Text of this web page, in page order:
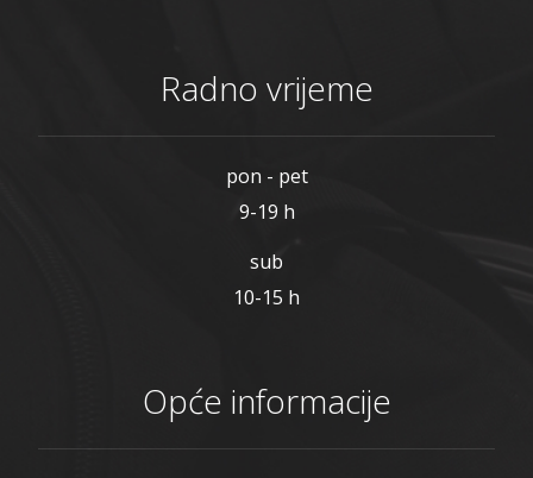
Radno vrijeme
pon - pet
9-19 h
sub
10-15 h
Opće informacije